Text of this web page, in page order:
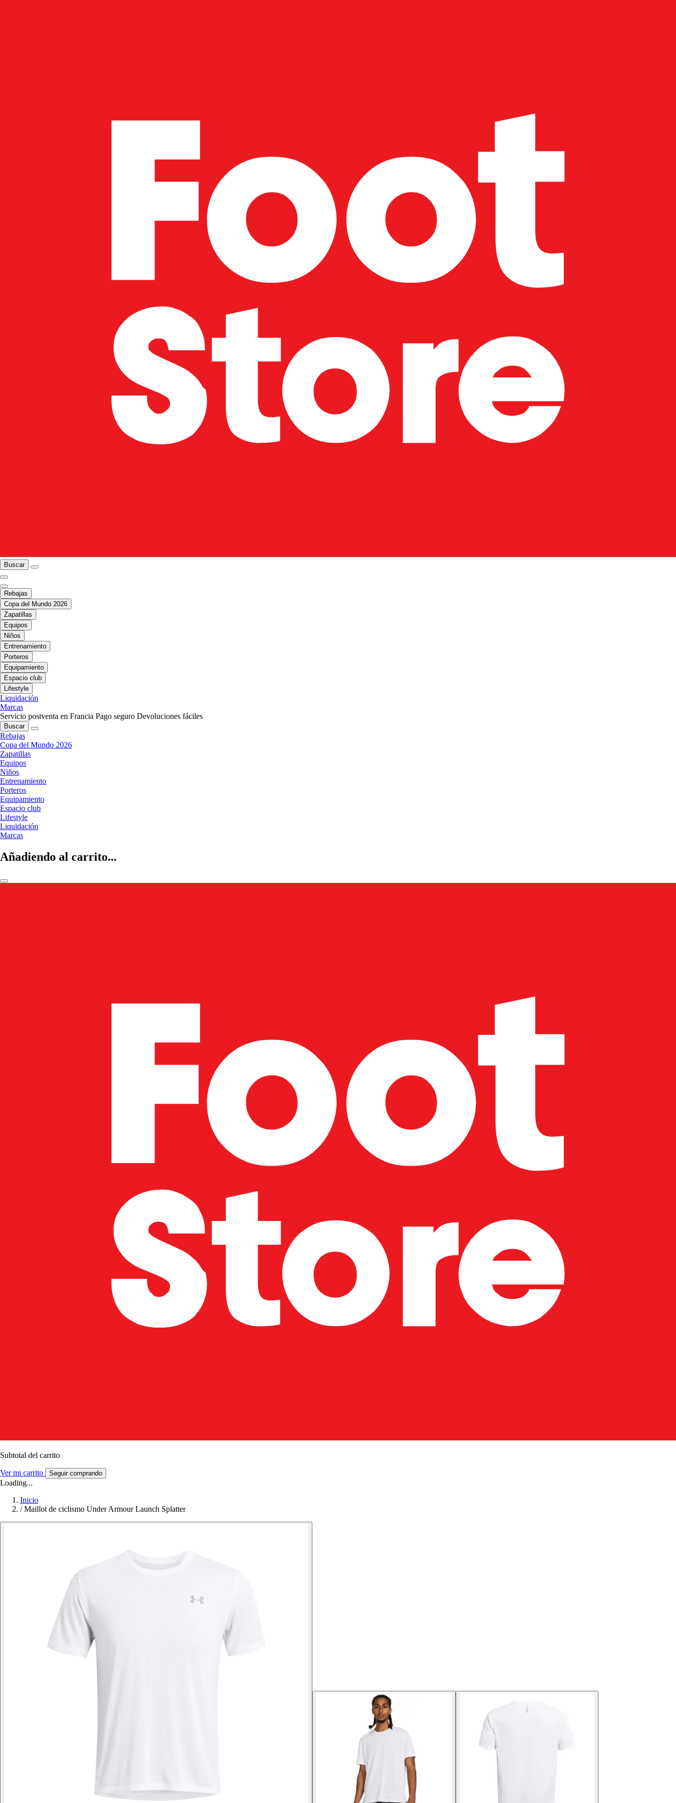
Buscar
Rebajas
Copa del Mundo 2026
Zapatillas
Equipos
Niños
Entrenamiento
Porteros
Equipamiento
Espacio club
Lifestyle
Liquidación
Marcas
Servicio postventa en Francia Pago seguro Devoluciones fáciles
Buscar
Rebajas
Copa del Mundo 2026
Zapatillas
Equipos
Niños
Entrenamiento
Porteros
Equipamiento
Espacio club
Lifestyle
Liquidación
Marcas
Añadiendo al carrito...
Subtotal del carrito
Ver mi carrito Seguir comprando
Loading...
Inicio
/ Maillot de ciclismo Under Armour Launch Splatter